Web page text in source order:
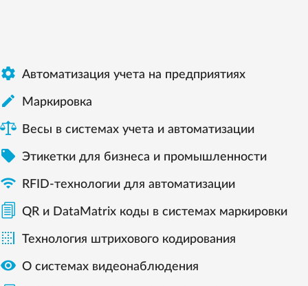
 Автоматизация учета на предприятиях
 Маркировка
Весы в системах учета и автоматизации
 Этикетки для бизнеса и промышленности
 RFID-технологии для автоматизации
QR и DataMatrix коды в системах маркировки
 Технология штрихового кодирования
 О системах видеонаблюдения